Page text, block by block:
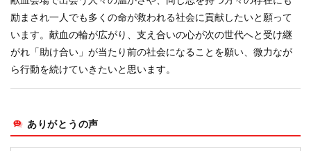
励まされ一人でも多くの命が救われる社会に貢献したいと願って
います。献血の輪が広がり、支え合いの心が次の世代へと受け継
がれ「助け合い」が当たり前の社会になることを願い、微力なが
ら行動を続けていきたいと思います。
ありがとうの声